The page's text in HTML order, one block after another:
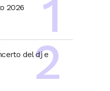
2026
del dj e